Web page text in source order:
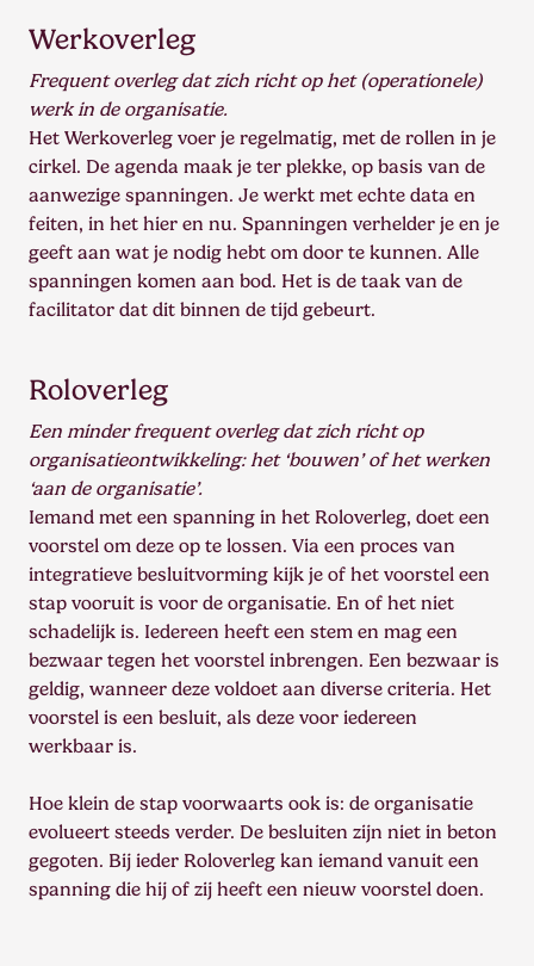
Werkoverleg
Frequent overleg dat zich richt op het (operationele)
werk in de organisatie.
Het Werkoverleg voer je regelmatig, met de rollen in je
cirkel. De agenda maak je ter plekke, op basis van de
aanwezige spanningen. Je werkt met echte data en
feiten, in het hier en nu. Spanningen verhelder je en je
geeft aan wat je nodig hebt om door te kunnen. Alle
spanningen komen aan bod. Het is de taak van de
facilitator dat dit binnen de tijd gebeurt.
Roloverleg
Een minder frequent overleg dat zich richt op
organisatieontwikkeling: het ‘bouwen’ of het werken
‘aan de organisatie’.
Iemand met een spanning in het Roloverleg, doet een
voorstel om deze op te lossen. Via een proces van
integratieve besluitvorming kijk je of het voorstel een
stap vooruit is voor de organisatie. En of het niet
schadelijk is. Iedereen heeft een stem en mag een
bezwaar tegen het voorstel inbrengen. Een bezwaar is
geldig, wanneer deze voldoet aan diverse criteria. Het
voorstel is een besluit, als deze voor iedereen
werkbaar is.
Hoe klein de stap voorwaarts ook is: de organisatie
evolueert steeds verder. De besluiten zijn niet in beton
gegoten. Bij ieder Roloverleg kan iemand vanuit een
spanning die hij of zij heeft een nieuw voorstel doen.